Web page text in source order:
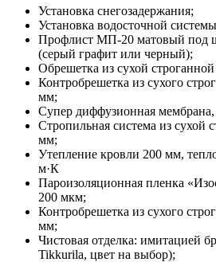
Установка снегозадержания;
Установка водосточной
Профлист МП-20 матовый под
(серый графит или черный);
Обрешетка из сухой
Контробрешетка из сухого
мм;
Супер диффузионная мембрана,
Стропильная система из сухой
мм;
Утепление кровли 200 мм,
м·К
Пароизоляционная пленка
200 мкм;
Контробрешетка из сухого
мм;
Чистовая отделка: имитацией
Tikkurila, цвет на выбор);